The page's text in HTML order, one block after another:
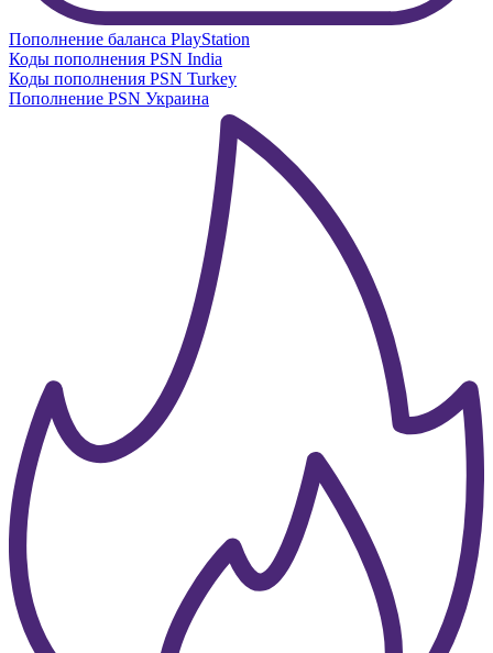
Пополнение баланса PlayStation
Коды пополнения PSN India
Коды пополнения PSN Turkey
Пополнение PSN Украина